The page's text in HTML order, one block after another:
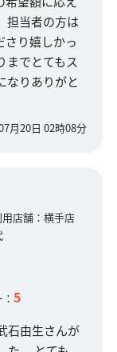
担当者の方は
さり嬉しかっ
までとてもス
なりありがと
月20日 02時08分
店舗： 横手店
5
石由生さんが